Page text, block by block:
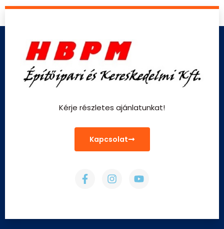
Kérje részletes ajánlatunkat!
Kapcsolat